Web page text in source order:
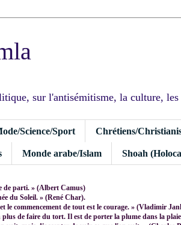
sur l'antisémitisme, la culture,
Science/Sport Chrétiens/
Monde arabe/Islam Shoah
de parti. » (Albert Camus)
du Soleil. » (René Char).
le commencement de tout est le courage. » (Vladimir
plus de faire du tort. Il est de porter la plume dans la